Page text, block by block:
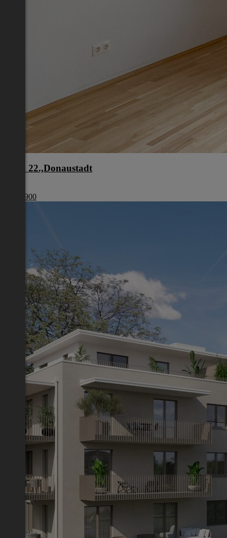
Wien 22.,Donaustadt
€ 440 900